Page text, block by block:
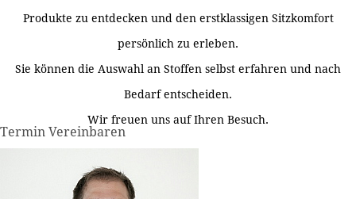
Produkte zu entdecken und den erstklassigen Sitzkomfort
persönlich zu erleben.
Sie können die Auswahl an Stoffen selbst erfahren und nach
Bedarf entscheiden.
Wir freuen uns auf Ihren Besuch.
Termin Vereinbaren